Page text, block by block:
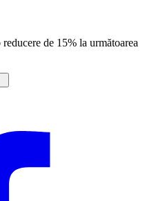
de 15% la următoarea